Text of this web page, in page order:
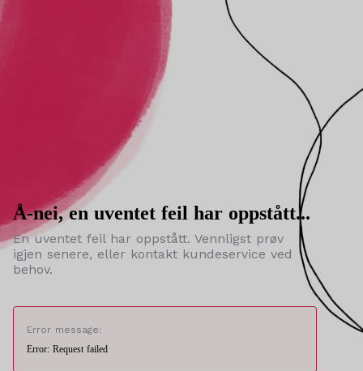
Å-nei, en uventet feil har oppstått...
En uventet feil har oppstått. Vennligst prøv
igjen senere, eller kontakt kundeservice ved
behov.
Error message:
Error: Request failed